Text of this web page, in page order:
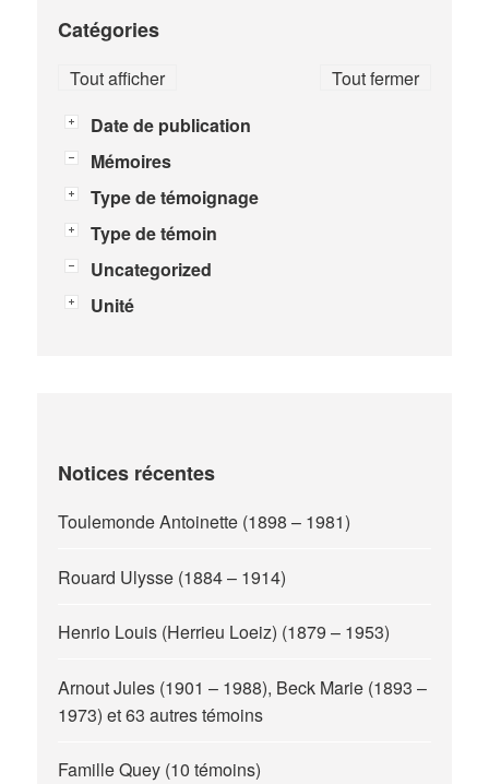
Catégories
Tout fermer
Tout afficher
Date de publication
Mémoires
Type de témoignage
Type de témoin
Uncategorized
Unité
Notices récentes
Toulemonde Antoinette (1898 – 1981)
Rouard Ulysse (1884 – 1914)
Henrio Louis (Herrieu Loeiz) (1879 – 1953)
Arnout Jules (1901 – 1988), Beck Marie (1893 –
1973) et 63 autres témoins
Famille Quey (10 témoins)